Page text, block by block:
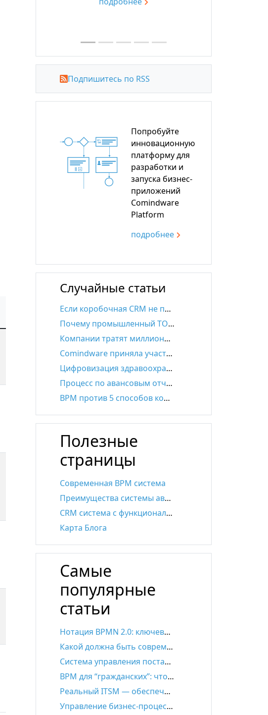
Подпишитесь по RSS
Попробуйте
инновационную
платформу для
разработки и
запуска бизнес-
приложений
Comindware
Platform
подробнee
Случайные статьи
Если коробочная CRM не подходит, а бюджет небольшой
Почему промышленный ТОиР не работает в недвижимости? Comindware на Простоев.НЕТ
Компании тратят миллионы на цифровую трансформацию, но 95% не умеют измерить результат
Comindware приняла участие в проекте ГосТеха по разработке стандартов оптимизации бизнес-процессов государственных организаций
Цифровизация здравоохранения: как low-code BPMS повышаeт качество медицинских услуг
Процесс по авансовым отчётам: пошаговое руководство и автоматизация
BPM против 5 способов координации по Минцбергу
Полезные
страницы
Современная BPM система
Преимущества системы автоматизации бизнес-процессов
CRM система с функционалом BPMS
Карта Блога
Самые
популярные
статьи
Нотация BPMN 2.0: ключевые элементы и описание
Какой должна быть современная SRM-система?
Система управления поставками и цепями поставок: задачи, функции, автоматизация, выбор решения
BPM для “гражданских”: что такое настоящий Low-code
Реальный ITSM — обеспечение эффективности ИТ-деятельности
Управление бизнес-процессами – всё, что нужно знать